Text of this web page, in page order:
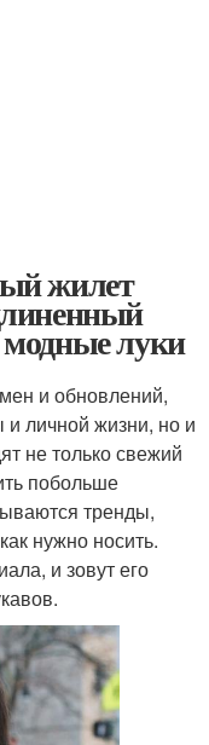
жилет
луки
и обновлений,
и личной жизни, но и
не только свежий
побольше
тренды,
нужно носить.
и зовут его